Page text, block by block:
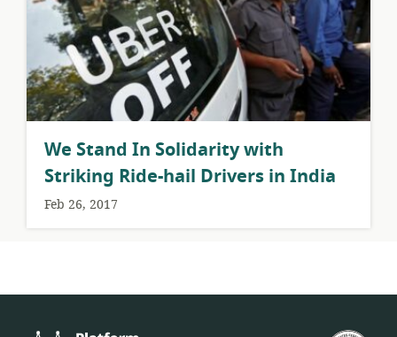
We Stand In Solidarity with
Striking Ride-hail Drivers in India
Feb 26, 2017